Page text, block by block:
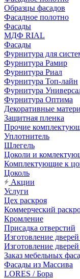
Образцы фасадов
Фасадное полотно
Фасады
МДФ RIAL
Фасады
Фурнитура для
Фурнитура Рамир
Фурнитура Риал
Фурнитура Топ-лайн
Фурнитура
Фурнитура Оптима
Декоративные
Защитная пленка
Прочие
Уплотнитель
Шлегель
Цоколи и
Комплектующие к
Цоколь
Акции
Услуги
Цех раскроя
Коммерческий
Кромление
Присадка отверстий
Изготовление
Изготовление
Заказ мебельных
Фасады из Массива
LORES / Бора